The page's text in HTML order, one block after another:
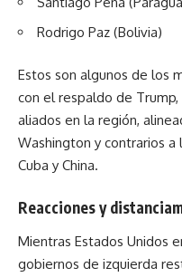
Rodrigo Paz (Bolivia)
Estos son algunos de los
con el respaldo de
aliados en la región,
Washington y contrarios a
Cuba y China.
Reacciones y
Mientras Estados Unidos
gobiernos de izquierda